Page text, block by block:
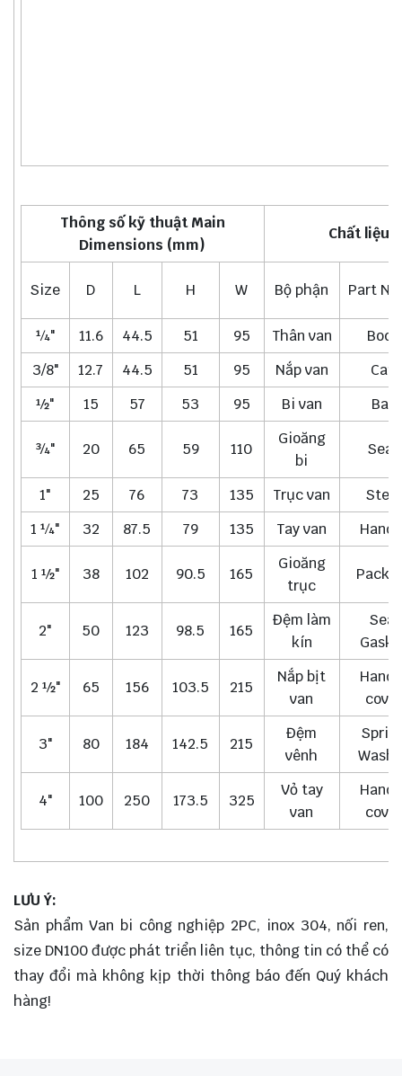
Thông số kỹ thuật Main
Dimensions (mm)
Chất liệu
Size D L H W Bộ phận Part
¼" 11.6 44.5 51 95 Thân van
Body
3/8"
12.7 44.5 51 95 Nắp van
Cap
½"
15 57 53 95 Bi van Ball
¾" 20 65 59 110
Gioăng
bi
Seat
1" 25 76 73 135 Trục van
Stem
1 ¼"
32 87.5 79 135 Tay van
1 ½" 38 102 90.5 165
Gioăng
trục
2" 50 123 98.5 165
Đệm làm
kín
Seal
2 ½" 65 156 103.5 215
Nắp bịt
van
cover
3" 80 184 142.5 215
Đệm
vênh
4" 100 250 173.5 325
Vỏ tay
van
cover
LƯU Ý:
Sản phẩm Van bi công nghiệp 2PC, inox 304, nối ren,
size DN100 được phát triển liên tục, thông tin có thể có
thay đổi mà không kịp thời thông báo đến Quý khách
hàng!